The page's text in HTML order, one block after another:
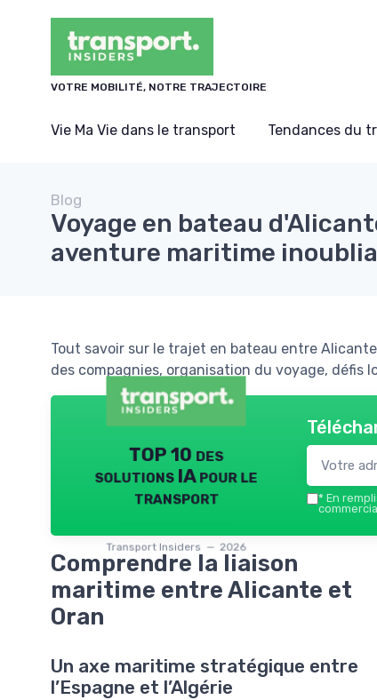
VOTRE MOBILITÉ, NOTRE TRAJECTOIRE
Vie Ma Vie dans le transport Tendances du
Blog
Voyage en bateau
aventure maritime
Tout savoir sur le trajet en bateau entre
des compagnies, organisation du voyage,
TOP 10 des
solutions IA pour le
transport
Transport Insiders — 2026
* En
Comprendre la liaison
maritime entre Alicante et
Oran
Un axe maritime stratégique entre
l’Espagne et l’Algérie